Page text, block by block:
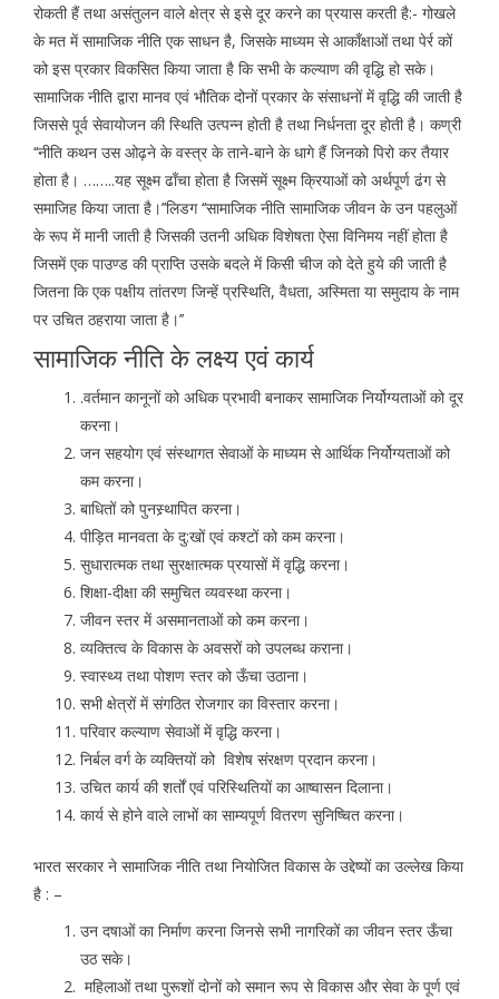
रोकती हैं तथा असंतुलन वाले क्षेत्र से इसे दूर करने का प्रयास करती है:- गोखले
के मत में सामाजिक नीति एक साधन है, जिसके माध्यम से आकाँक्षाओं तथा पेर्र कों
को इस प्रकार विकसित किया जाता है कि सभी के कल्याण की वृद्धि हो सके।
सामाजिक नीति द्वारा मानव एवं भौतिक दोनों प्रकार के संसाधनों में वृद्धि की जाती है
जिससे पूर्व सेवायोजन की स्थिति उत्पन्न होती है तथा निर्धनता दूर होती है। कण्री
‘‘नीति कथन उस ओढ़ने के वस्त्र के ताने-बाने के धागे हैं जिनको पिरो कर तैयार
होता है। ……..यह सूक्ष्म ढाँचा होता है जिसमें सूक्ष्म क्रियाओं को अर्थपूर्ण ढंग से
समाजिह किया जाता है।’’लिडग ‘‘सामाजिक नीति सामाजिक जीवन के उन पहलुओं
के रूप में मानी जाती है जिसकी उतनी अधिक विशेषता ऐसा विनिमय नहीं होता है
जिसमें एक पाउण्ड की प्राप्ति उसके बदले में किसी चीज को देते हुये की जाती है
जितना कि एक पक्षीय तांतरण जिन्हें प्रस्थिति, वैधता, अस्मिता या समुदाय के नाम
पर उचित ठहराया जाता है।’’
सामाजिक नीति के लक्ष्य एवं कार्य
.वर्तमान कानूनों को अधिक प्रभावी बनाकर सामाजिक निर्योग्यताओं को दूर
करना।
जन सहयोग एवं संस्थागत सेवाओं के माध्यम से आर्थिक निर्योग्यताओं को
कम करना।
बाधितों को पुनस्र्थापित करना।
पीड़ित मानवता के दु:खों एवं कश्टों को कम करना।
सुधारात्मक तथा सुरक्षात्मक प्रयासों में वृद्धि करना।
शिक्षा-दीक्षा की समुचित व्यवस्था करना।
जीवन स्तर में असमानताओं को कम करना।
व्यक्तित्व के विकास के अवसरों को उपलब्ध कराना।
स्वास्थ्य तथा पोशण स्तर को ऊँचा उठाना।
सभी क्षेत्रों में संगठित रोजगार का विस्तार करना।
परिवार कल्याण सेवाओं में वृद्धि करना।
निर्बल वर्ग के व्यक्तियों को विशेष संरक्षण प्रदान करना।
उचित कार्य की शर्तों एवं परिस्थितियों का आष्वासन दिलाना।
कार्य से होने वाले लाभों का साम्यपूर्ण वितरण सुनिष्चित करना।
भारत सरकार ने सामाजिक नीति तथा नियोजित विकास के उद्देष्यों का उल्लेख किया
है : –
उन दषाओं का निर्माण करना जिनसे सभी नागरिकों का जीवन स्तर ऊँचा
उठ सके।
महिलाओं तथा पुरूशों दोनों को समान रूप से विकास और सेवा के पूर्ण एवं